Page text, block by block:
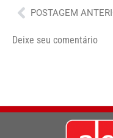
Anterior
POSTAGEM
Deixe seu comentário